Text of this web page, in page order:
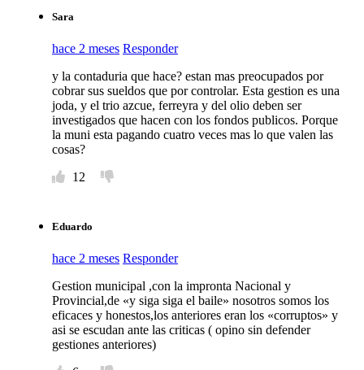
Sara
hace 2 meses Responder
y la contaduria que hace? estan mas preocupados por
cobrar sus sueldos que por controlar. Esta gestion es una
joda, y el trio azcue, ferreyra y del olio deben ser
investigados que hacen con los fondos publicos. Porque
la muni esta pagando cuatro veces mas lo que valen las
cosas?
12
Eduardo
hace 2 meses Responder
Gestion municipal ,con la impronta Nacional y
Provincial,de «y siga siga el baile» nosotros somos los
eficaces y honestos,los anteriores eran los «corruptos» y
asi se escudan ante las criticas ( opino sin defender
gestiones anteriores)